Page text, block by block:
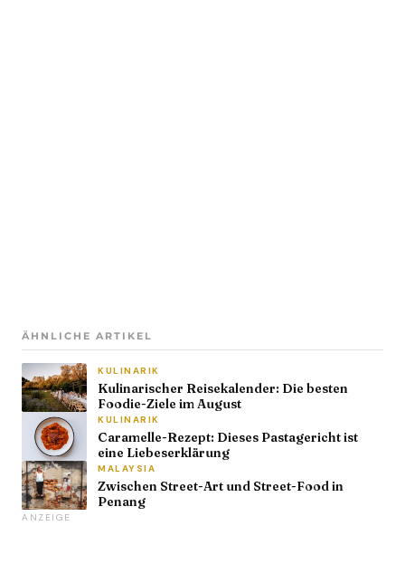
ÄHNLICHE ARTIKEL
KULINARIK
Kulinarischer Reisekalender: Die besten
Foodie-Ziele im August
KULINARIK
Caramelle-Rezept: Dieses Pastagericht ist
eine Liebeserklärung
MALAYSIA
Zwischen Street-Art und Street-Food in
Penang
ANZEIGE